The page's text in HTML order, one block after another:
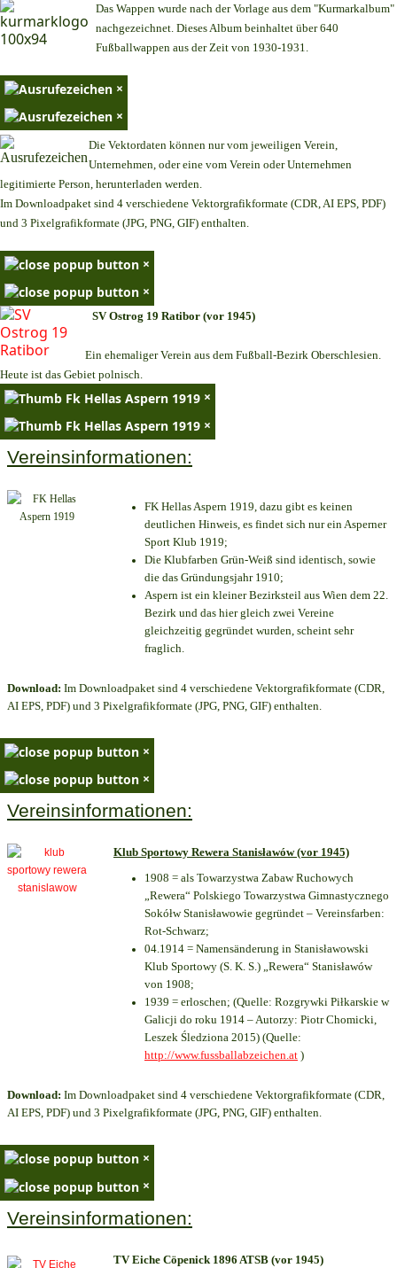
Das Wappen wurde nach der Vorlage aus dem "Kurmarkalbum"
nachgezeichnet. Dieses Album beinhaltet über 640
Fußballwappen aus der Zeit von 1930-1931.
×
×
Die Vektordaten können nur vom jeweiligen Verein,
Unternehmen, oder eine vom Verein oder Unternehmen
legitimierte Person, herunterladen werden.
Im Downloadpaket sind 4 verschiedene Vektorgrafikformate (CDR, AI EPS, PDF)
und 3 Pixelgrafikformate (JPG, PNG, GIF) enthalten.
×
×
SV Ostrog 19 Ratibor (vor 1945)
Ein ehemaliger Verein aus dem Fußball-Bezirk Oberschlesien.
Heute ist das Gebiet polnisch.
×
×
Vereinsinformationen:
FK Hellas Aspern 1919, dazu gibt es keinen
deutlichen Hinweis, es findet sich nur ein Asperner
Sport Klub 1919;
Die Klubfarben Grün-Weiß sind identisch, sowie
die das Gründungsjahr 1910;
Aspern ist ein kleiner Bezirksteil aus Wien dem 22.
Bezirk und das hier gleich zwei Vereine
gleichzeitig gegründet wurden, scheint sehr
fraglich.
Download: Im Downloadpaket sind 4 verschiedene Vektorgrafikformate (CDR,
AI EPS, PDF) und 3 Pixelgrafikformate (JPG, PNG, GIF) enthalten.
×
×
Vereinsinformationen:
Klub Sportowy Rewera Stanisławów (vor 1945)
1908 = als Towarzystwa Zabaw Ruchowych
„Rewera“ Polskiego Towarzystwa Gimnastycznego
Sokółw Stanisławowie gegründet – Vereinsfarben:
Rot-Schwarz;
04.1914 = Namensänderung in Stanisławowski
Klub Sportowy (S. K. S.) „Rewera“ Stanisławów
von 1908;
1939 = erloschen; (Quelle: Rozgrywki Piłkarskie w
Galicji do roku 1914 – Autorzy: Piotr Chomicki,
Leszek Śledziona 2015) (Quelle:
http://www.fussballabzeichen.at )
Download: Im Downloadpaket sind 4 verschiedene Vektorgrafikformate (CDR,
AI EPS, PDF) und 3 Pixelgrafikformate (JPG, PNG, GIF) enthalten.
×
×
Vereinsinformationen:
TV Eiche Cöpenick 1896 ATSB (vor 1945)